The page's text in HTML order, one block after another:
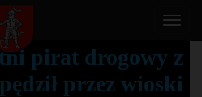
T
g
g
pirat drogowy z
przez wioski